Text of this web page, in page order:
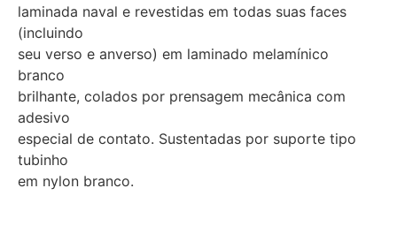
laminada naval e revestidas em todas suas faces
(incluindo
seu verso e anverso) em laminado melamínico
branco
brilhante, colados por prensagem mecânica com
adesivo
especial de contato. Sustentadas por suporte tipo
tubinho
em nylon branco.